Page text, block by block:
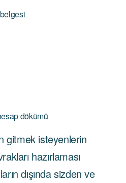
dökümü
gitmek isteyenlerin
hazırlaması
dışında sizden ve